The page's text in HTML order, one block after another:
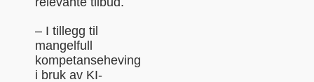
– I tillegg til
mangelfull
kompetanseheving
i bruk av KI-